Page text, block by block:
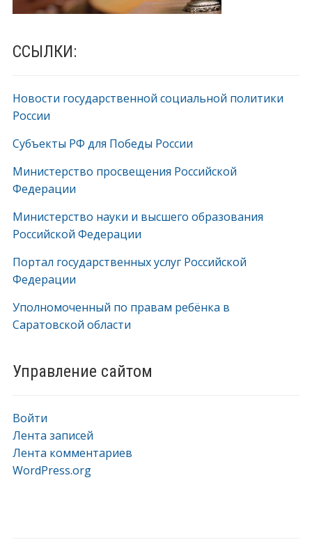
ССЫЛКИ:
Новости государственной социальной политики
России
Субъекты РФ для Победы России
Министерство просвещения Российской
Федерации
Министерство науки и высшего образования
Российской Федерации
Портал государственных услуг Российской
Федерации
Уполномоченный по правам ребёнка в
Саратовской области
Управление сайтом
Войти
Лента записей
Лента комментариев
WordPress.org